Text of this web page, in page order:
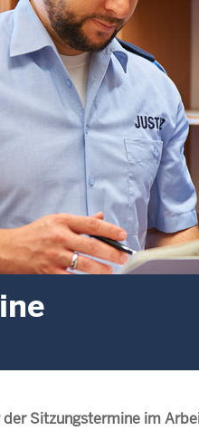
Sitzungstermine im